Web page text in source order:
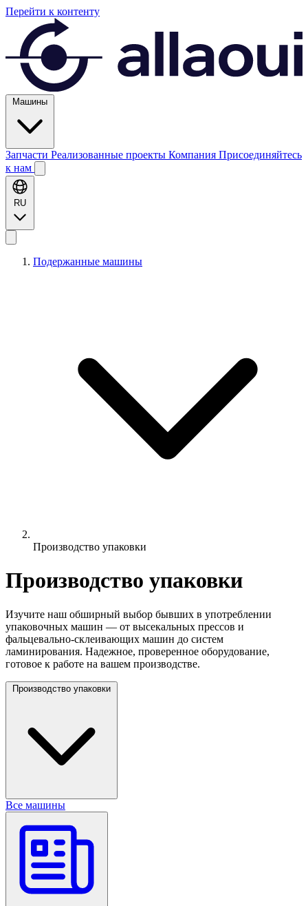
Перейти к контенту
Машины
Запчасти Реализованные проекты Компания Присоединяйтесь
к нам
RU
Подержанные машины
Производство упаковки
Производство упаковки
Изучите наш обширный выбор бывших в употреблении
упаковочных машин — от высекальных прессов и
фальцевально-склеивающих машин до систем
ламинирования. Надежное, проверенное оборудование,
готовое к работе на вашем производстве.
Производство упаковки
Все машины